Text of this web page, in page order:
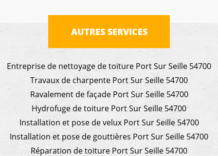
AUTRES SERVICES
Entreprise de nettoyage de toiture Port Sur Seille 54700
Travaux de charpente Port Sur Seille 54700
Ravalement de façade Port Sur Seille 54700
Hydrofuge de toiture Port Sur Seille 54700
Installation et pose de velux Port Sur Seille 54700
Installation et pose de gouttières Port Sur Seille 54700
Réparation de toiture Port Sur Seille 54700